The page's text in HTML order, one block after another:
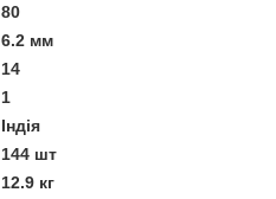
80
6.2 мм
14
1
Індія
144 шт
12.9 кг